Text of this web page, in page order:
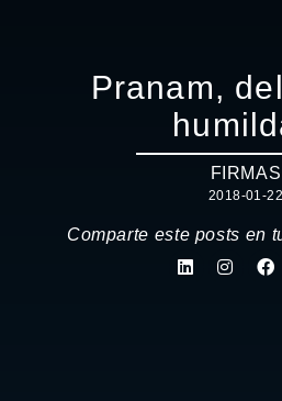
Pranam,
FIRMAS
2018-01-22
Comparte este posts en